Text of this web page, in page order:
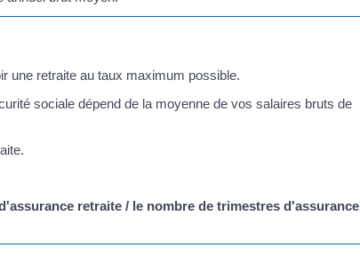
une retraite au taux maximum possible.
sociale dépend de la moyenne de vos salaires bruts de
retraite / le nombre de trimestres d'assurance